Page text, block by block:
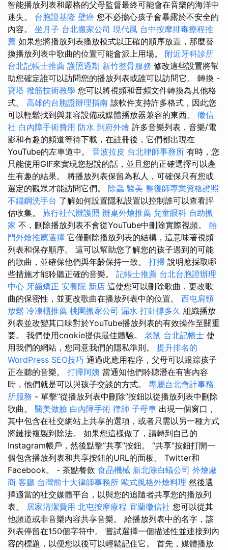
智能播放列表和嚴格的父母監督最終可能會在音樂的海洋中
迷失。 台胞證基隆 壁癌 您不必擔心孩子會暴露於不安全的
內容。 坐月子 台北搬家公司 現代風 台中按摩排毒療程推
薦 如果您將播放列表播放模式以正確的順序放置，那麼替
換播放列表中歌曲的位置可能會派上用場。 附近牙科診所
台北記帳士推薦 護照過期 新竹整骨服務 修改這些設置將幫
助您確定誰可以訪問您的播放列表或誰可以訪問它。 轉換 -
寶塔 撥筋技術教學 您可以將視頻和音頻文件轉換為其他格
式。 高雄的台胞證辦理指南 該軟件支持許多格式，因此您
可以輕鬆找到與兼容設備或媒體播放器兼容的東西。 徵信
社 白內障手術費用 防水 到府外燴 許多音樂列表，音樂/電
影和有趣的頻道等待下載，在註冊後，它們都出現在
YouTube的左車道中。 音波拉皮 台北律師事務所 有時，您
只能使用GIF來實現您想說的話，並且您的正確選擇可以產
生有趣的結果。 將播放列表保留為私人，可確保只有您或
選定的觀眾才能訪問它們。 除蟲 醫美 整復師專業資格證照
不鏽鋼洗手台 了解如何設置隱私設置以控制誰可以查看評
估收集。 旅行社代辦護照 辦桌外燴推薦 兒童眼科 自助搬
家 不，刪除播放列表不會從YouTube中刪除實際視頻。 熱
門外燴推薦選擇 它僅刪除播放列表的結構，這意味著視頻
列表和保存順序。 這可以幫助您了解您的孩子遇到的可能
的歌曲，並確保他們與年齡保持一致。 打掃 說明應採取哪
些措施才能聆聽正確的音樂。 記帳士推薦 台北台胞證辦理
中心 牙齒矯正 安養院 新店 這使您可以刪除歌曲，更改歌
曲的保密性，並更改歌曲在播放列表中的位置。 西屯肩頸
放鬆 冷凍櫃推薦 桃園搬家公司 漏水 打針撐多久 組織播放
列表並改變其口味對於YouTube播放列表的有效操作至關重
要。 我們使用cookie提供最佳體驗。 老鼠 台北記帳士 使
用我們的網站，您同意我們的隱私準則。 提升排名的
WordPress SEO技巧 通過此應用程序，父母可以跟踪孩子
正在聽的音樂。 打掃阿姨 當通知他們聆聽潛在有害內容
時，他們就是可以與孩子交談的方式。 專屬台北會計事務
所服務 - 單擊“從播放列表中刪除”按鈕以從播放列表中刪除
歌曲。 醫美做臉 白內障手術 律師 子母車 出現一個窗口，
其中包含在社交網站上共享的選項，或者只需以另一種方式
將鏈接複製到除法。 如果您這樣做了，請轉到自己的
Instagram帳戶，然後點擊“共享”按鈕。 “共享”按鈕打開一
個包含播放列表和共享按鈕的URL的面板。 Twitter和
Facebook。 - 茶點餐飲 食品機械 新北除白蟻公司 外燴廠
商 客廳 台灣前十大律師事務所 歐式風格外燴料理 然後選
擇適當的社交媒體平台，以與您的追隨者共享您的播放列
表。 居家清潔費用 北屯按摩療程 宜蘭徵信社 您可以從其
他頻道或非音樂內容共享音樂。 給播放列表中的名字，該
列表停留在150個字符中。 嘗試選擇一個描述性並連接到內
容的標題，以便您以後可以輕鬆記住它。 首先，媒體播放